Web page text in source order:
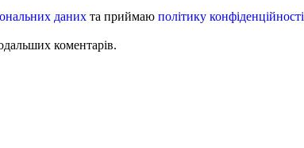
даних та приймаю політику конфіденційності
коментарів.